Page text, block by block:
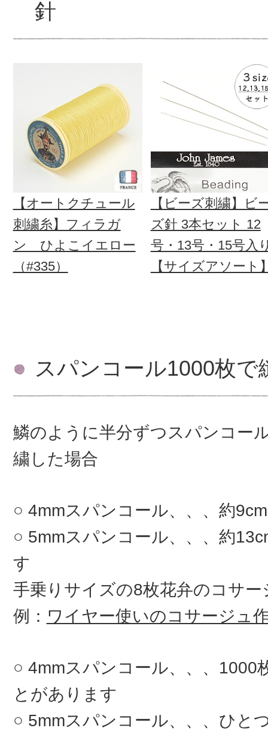
針
【オートクチュール
刺繍糸】フィラガ
ン ひよこイエロー
（#335）
【ビーズ刺繍】ビ
ズ針 3本セット 12
号・13号・15号入
【サイズアソート
スパンコール1000枚で
鱗のように半分ずつスパンコー
繍した場合
4mmスパンコール、、、約
5mmスパンコール、、、約
す
手乗りサイズの8枚花弁のコサ
例： ワイヤー使いのコサージュ
4mmスパンコール、、、1000
とがあります
5mmスパンコール、、、ひと